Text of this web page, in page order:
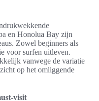
en Honolua Bay zijn
Zowel beginners als
voor surfen uitleven.
vanwege de variatie
op het omliggende
visit